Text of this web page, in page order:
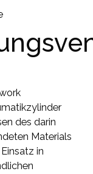
des darin
Materials
in